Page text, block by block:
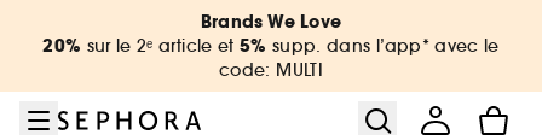
Aller au contenu principal
Aller au pied de pageBrands We Love
20% sur le 2ᵉ article et 5% supp. dans l’app* avec le
code: MULTI